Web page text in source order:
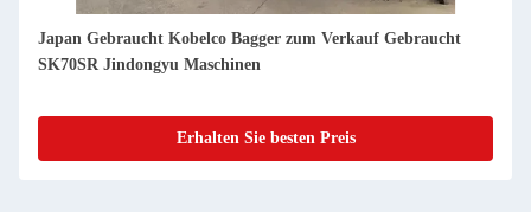
Japan Gebraucht Kobelco Bagger zum Verkauf Gebraucht
SK60 Jindongyu Maschinen
Erhalten Sie besten Preis